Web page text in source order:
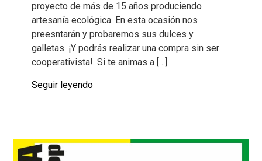
proyecto de más de 15 años produciendo
artesanía ecológica. En esta ocasión nos
preesntarán y probaremos sus dulces y
galletas. ¡Y podrás realizar una compra sin ser
cooperativista!. Si te animas a […]
Seguir leyendo